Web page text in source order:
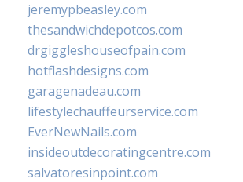
jeremypbeasley.com
thesandwichdepotcos.com
drgiggleshouseofpain.com
hotflashdesigns.com
garagenadeau.com
lifestylechauffeurservice.com
EverNewNails.com
insideoutdecoratingcentre.com
salvatoresinpoint.com